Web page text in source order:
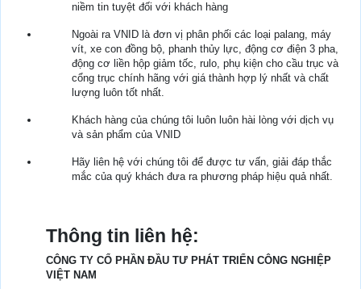
niềm tin tuyệt đối với khách hàng
Ngoài ra VNID là đơn vị phân phối các loại palang, máy
vít, xe con đồng bộ, phanh thủy lực, động cơ điện 3 pha,
động cơ liền hộp giảm tốc, rulo, phụ kiện cho cầu trục và
cổng trục chính hãng với giá thành hợp lý nhất và chất
lượng luôn tốt nhất.
Khách hàng của chúng tôi luôn luôn hài lòng với dịch vụ
và sản phẩm của VNID
Hãy liên hệ với chúng tôi để được tư vấn, giải đáp thắc
mắc của quý khách đưa ra phương pháp hiệu quả nhất.
Thông tin liên hệ:
CÔNG TY CỔ PHẦN ĐẦU TƯ PHÁT TRIỂN CÔNG NGHIỆP
VIỆT NAM